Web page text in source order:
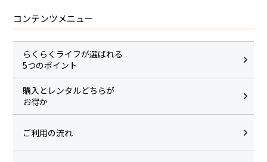
コンテンツメニュー
らくらくライフが選ばれる
5つのポイント
購入とレンタルどちらが
お得か
ご利用の流れ